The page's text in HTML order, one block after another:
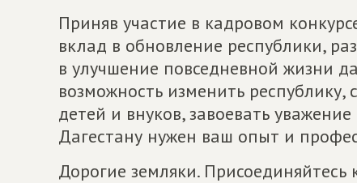
Приняв участие в кадровом
вклад в обновление республики,
в улучшение повседневной жизни
возможность изменить
детей и внуков, завоевать
Дагестану нужен ваш опыт и
Дорогие земляки.